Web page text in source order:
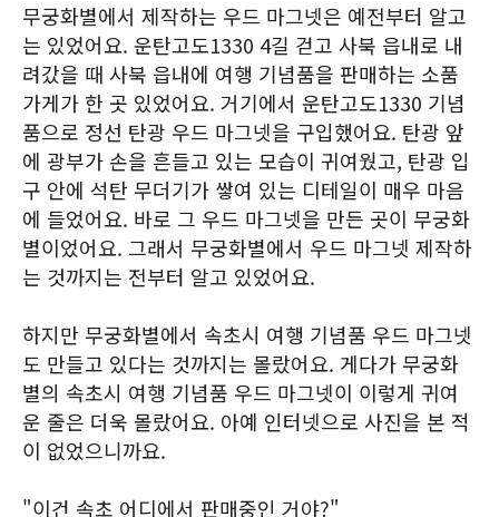
무궁화별에서 제작하는 우드 마그넷은 예전부터 알고
는 있었어요. 운탄고도1330 4길 걷고 사북 읍내로 내
려갔을 때 사북 읍내에 여행 기념품을 판매하는 소품
가게가 한 곳 있었어요. 거기에서 운탄고도1330 기념
품으로 정선 탄광 우드 마그넷을 구입했어요. 탄광 앞
에 광부가 손을 흔들고 있는 모습이 귀여웠고, 탄광 입
구 안에 석탄 무더기가 쌓여 있는 디테일이 매우 마음
에 들었어요. 바로 그 우드 마그넷을 만든 곳이 무궁화
별이었어요. 그래서 무궁화별에서 우드 마그넷 제작하
는 것까지는 전부터 알고 있었어요.
하지만 무궁화별에서 속초시 여행 기념품 우드 마그넷
도 만들고 있다는 것까지는 몰랐어요. 게다가 무궁화
별의 속초시 여행 기념품 우드 마그넷이 이렇게 귀여
운 줄은 더욱 몰랐어요. 아예 인터넷으로 사진을 본 적
이 없었으니까요.
"이건 속초 어디에서 판매중인 거야?"